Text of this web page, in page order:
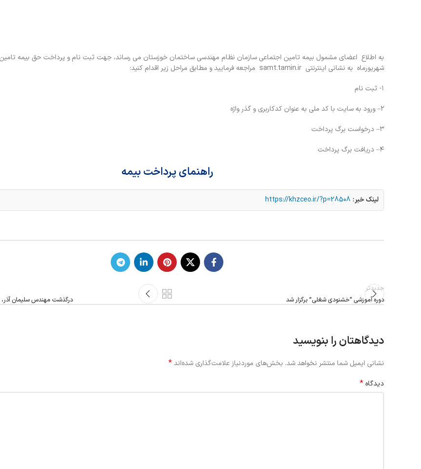
به اطلاع اعضای مشمول بیمه تامین اجتماعی سازمان نظام مهندسی ساختمان خوزستان می رساند، جهت ثبت نام و پرداخت حق بیمه تامین
شهریورماه به نشانی اینترنتی samt.tamin.ir مراجعه فرمایید و مطابق مراحل زیر اقدام کنید:
۱- ثبت نام
۲– ورود به سایت با کد ملی به عنوان کدکاربری و گذر واژه
۳– درخواست برگ پرداخت
۴– دریافت برگ پرداخت
راهنمای پرداخت بیمه
لینک خبر: https://khzceo.ir/?p=28508
جدیدتر
دوره آموزشی “خشنودی شغلی” برگزار شد
درگذشت مهندس سلیمان
دیدگاهتان را بنویسید
نشانی ایمیل شما منتشر نخواهد شد. بخش‌های موردنیاز علامت‌گذاری شده‌اند*
دیدگاه *